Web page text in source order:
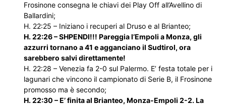
Frosinone consegna le chiavi dei Play Off all’Avellino di
Ballardini;
H. 22:25 – Iniziano i recuperi al Druso e al Brianteo;
H. 22:26 – SHPENDI!!! Pareggia l’Empoli a Monza, gli
azzurri tornano a 41 e agganciano il Sudtirol, ora
sarebbero salvi direttamente!
H. 22:28 – Venezia fa 2-0 sul Palermo. E’ festa totale per i
lagunari che vincono il campionato di Serie B, il Frosinone
promosso ma è secondo;
H. 22:30 – E’ finita al Brianteo, Monza-Empoli 2-2. La